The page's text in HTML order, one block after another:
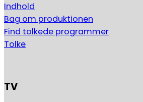
Indhold
Bag om produktionen
Find tolkede programmer
Tolke
TV